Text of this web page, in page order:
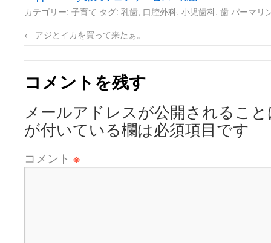
カテゴリー: 子育て タグ: 乳歯, 口腔外科, 小児歯科, 歯 パーマリ
← アジとイカを買って来たぁ。
コメントを残す
メールアドレスが公開されるこ
が付いている欄は必須項目です
コメント ※